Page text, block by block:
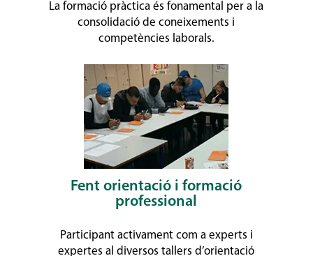
La formació pràctica és fonamental per a la
consolidació de coneixements i
competències laborals.
Fent orientació i formació
professional
Participant activament com a experts i
expertes al diversos tallers d’orientació